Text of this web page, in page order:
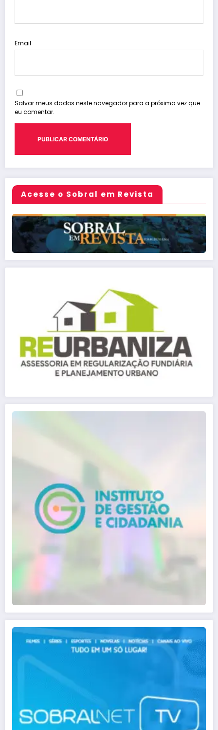
Email
Salvar meus dados neste navegador para a próxima vez que
eu comentar.
Acesse o Sobral em Revista